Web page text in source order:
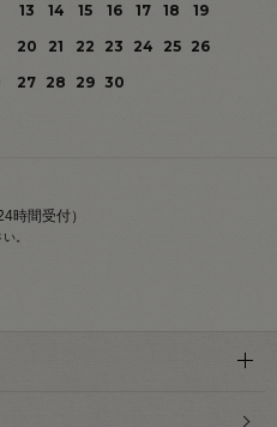
13
14 15 16 17 18
19
20
21 22 23 24 25
26
27 28 29 30
時間受付）
。